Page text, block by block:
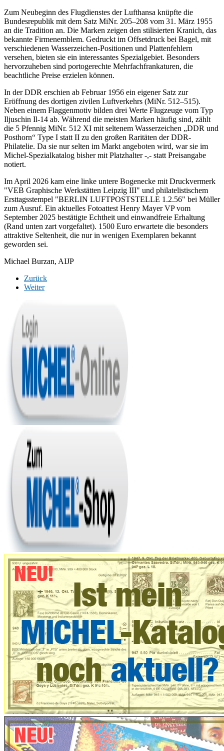
Zum Neubeginn des Flugdienstes der Lufthansa knüpfte die
Bundesrepublik mit dem Satz MiNr. 205–208 vom 31. März 1955
an die Tradition an. Die Marken zeigen den stilisierten Kranich, das
bekannte Firmenemblem. Gedruckt im Offsetdruck bei Bagel, mit
verschiedenen Wasserzeichen-Positionen und Plattenfehlern
versehen, bieten sie ein interessantes Spezialgebiet. Besonders
hervorzuheben sind portogerechte Mehrfachfrankaturen, die
beachtliche Preise erzielen können.
In der DDR erschien ab Februar 1956 ein eigener Satz zur
Eröffnung des dortigen zivilen Luftverkehrs (MiNr. 512–515).
Neben einem Flaggenmotiv bilden drei Werte Flugzeuge vom Typ
Iljuschin Il-14 ab. Während die meisten Marken häufig sind, zählt
die 5 Pfennig MiNr. 512 XI mit seltenem Wasserzeichen „DDR und
Posthorn“ Type I statt II zu den großen Raritäten der DDR-
Philatelie. Da sie nur selten im Markt angeboten wird, war sie im
Michel-Spezialkatalog bisher mit Platzhalter -,- statt Preisangabe
notiert.
Im April 2026 kam eine linke untere Bogenecke mit Druckvermerk
"VEB Graphische Werkstätten Leipzig III" und philatelistischem
Ersttagsstempel "BERLIN LUFTPOSTSTELLE 1.2.56" bei Müller
zum Ausruf. Ein aktuelles Fotoattest Henry Mayer VP vom
September 2025 bestätigte Echtheit und einwandfreie Erhaltung
(Rand unten zart vorgefaltet). 1500 Euro erwartete die besonders
attraktive Seltenheit, die nur in wenigen Exemplaren bekannt
geworden sei.
Michael Burzan, AIJP
Zurück
Weiter